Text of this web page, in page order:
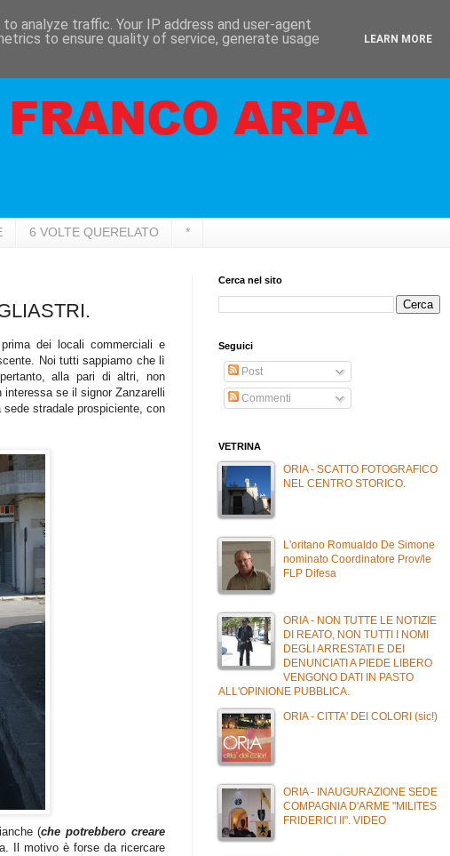
6 VOLTE QUERELATO *
dei locali commerciali e
Noi tutti sappiamo che lì
alla pari di altri, non
se il signor Zanzarelli
stradale prospiciente, con
(che potrebbero creare
Il motivo è forse da ricercare
Cerca nel sito
Seguici
Post
Commenti
VETRINA
ORIA - SCATTO FOTOGRAFICO
NEL CENTRO STORICO.
L'oritano Romualdo De Simone
nominato Coordinatore Prov/le
FLP Difesa
ORIA - NON TUTTE LE NOTIZIE
DI REATO, NON TUTTI I NOMI
DEGLI ARRESTATI E DEI
DENUNCIATI A PIEDE LIBERO
VENGONO DATI IN PASTO
ALL'OPINIONE PUBBLICA.
ORIA - CITTA' DEI COLORI (sic!)
ORIA - INAUGURAZIONE SEDE
COMPAGNIA D'ARME "MILITES
FRIDERICI II". VIDEO
analyze traffic. Your IP address and user-agent
to ensure quality of service, generate usage
LEARN MORE